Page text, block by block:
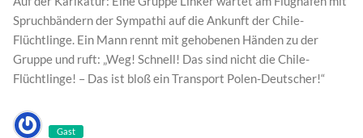
Spruchbändern der Sympathi auf die Ankunft der Chile-
Flüchtlinge. Ein Mann rennt mit gehobenen Händen zu der
Gruppe und ruft: „Weg! Schnell! Das sind nicht die Chile-
Flüchtlinge! – Das ist bloß ein Transport Polen-Deutscher!“
Gast